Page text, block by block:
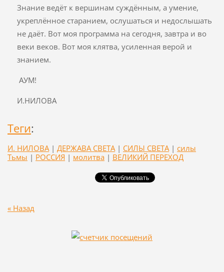
Знание ведёт к вершинам суждённым, а умение,
укреплённое старанием, ослушаться и недослышать
не даёт. Вот моя программа на сегодня, завтра и во
веки веков. Вот моя клятва, усиленная верой и
знанием.
АУМ!
И.НИЛОВА
Теги:
И. НИЛОВА | ДЕРЖАВА СВЕТА | СИЛЫ СВЕТА | силы
Тьмы | РОССИЯ | молитва | ВЕЛИКИЙ ПЕРЕХОД
« Назад